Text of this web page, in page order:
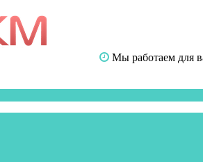
Мы работаем для